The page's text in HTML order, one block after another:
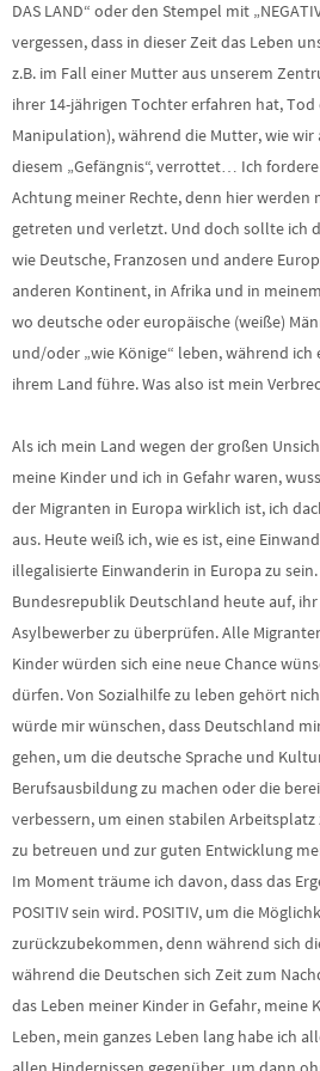
DAS LAND“ oder den Stempel mit
vergessen, dass in dieser Zeit das Leben
z.B. im Fall einer Mutter aus unserem
ihrer 14-jährigen Tochter erfahren hat, Tod
Manipulation), während die Mutter, wie
diesem „Gefängnis“, verrottet… Ich
Achtung meiner Rechte, denn hier werden
getreten und verletzt. Und doch sollte ich
wie Deutsche, Franzosen und andere
anderen Kontinent, in Afrika und in
wo deutsche oder europäische (weiße)
und/oder „wie Könige“ leben, während ich
ihrem Land führe. Was also ist mein
Als ich mein Land wegen der großen
meine Kinder und ich in Gefahr waren,
der Migranten in Europa wirklich ist, ich
aus. Heute weiß ich, wie es ist, eine
illegalisierte Einwanderin in Europa zu
Bundesrepublik Deutschland heute auf,
Asylbewerber zu überprüfen. Alle
Kinder würden sich eine neue Chance
dürfen. Von Sozialhilfe zu leben gehört
würde mir wünschen, dass Deutschland
gehen, um die deutsche Sprache und
Berufsausbildung zu machen oder die
verbessern, um einen stabilen
zu betreuen und zur guten Entwicklung
Im Moment träume ich davon, dass das
POSITIV sein wird. POSITIV, um die
zurückzubekommen, denn während sich
während die Deutschen sich Zeit zum
das Leben meiner Kinder in Gefahr, meine
Leben, mein ganzes Leben lang habe ich